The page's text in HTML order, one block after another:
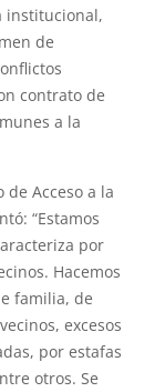
institucional,
de
contrato de
a la
Acceso a la
“Estamos
por
Hacemos
familia, de
excesos
por estafas
otros. Se